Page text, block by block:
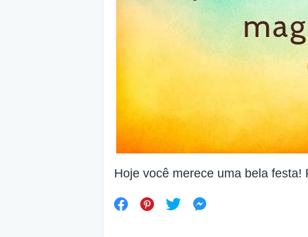
Hoje você merece uma bela